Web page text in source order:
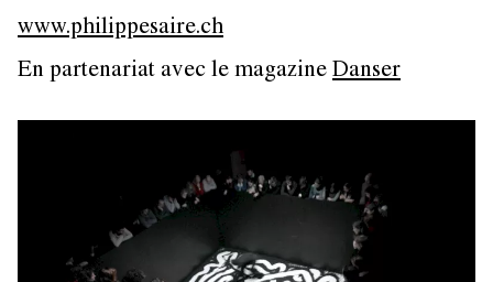
www.philippesaire.ch
En partenariat avec le magazine Danser